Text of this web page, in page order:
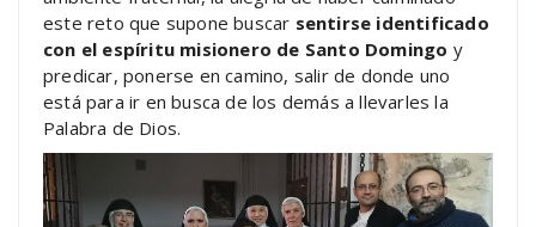
este reto que supone buscar sentirse identificado
con el espíritu misionero de Santo Domingo y
predicar, ponerse en camino, salir de donde uno
está para ir en busca de los demás a llevarles la
Palabra de Dios.